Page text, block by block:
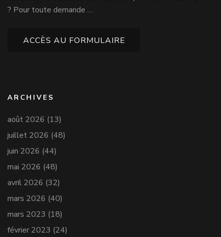
? Pour toute demande …
ACCÈS AU FORMULAIRE
ARCHIVES
août 2026 (13)
juillet 2026 (48)
juin 2026 (44)
mai 2026 (48)
avril 2026 (32)
mars 2026 (40)
mars 2023 (18)
février 2023 (24)